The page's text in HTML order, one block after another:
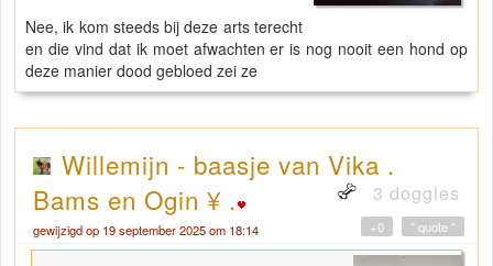
Nee, ik kom steeds bij deze arts terecht
en die vind dat ik moet afwachten er is nog nooit een hond op
deze manier dood gebloed zei ze
Willemijn - baasje van Vika .
Bams en Ogin ¥ .
3 doggies
gewijzigd op 19 september 2025 om 18:14 " quote "
+0